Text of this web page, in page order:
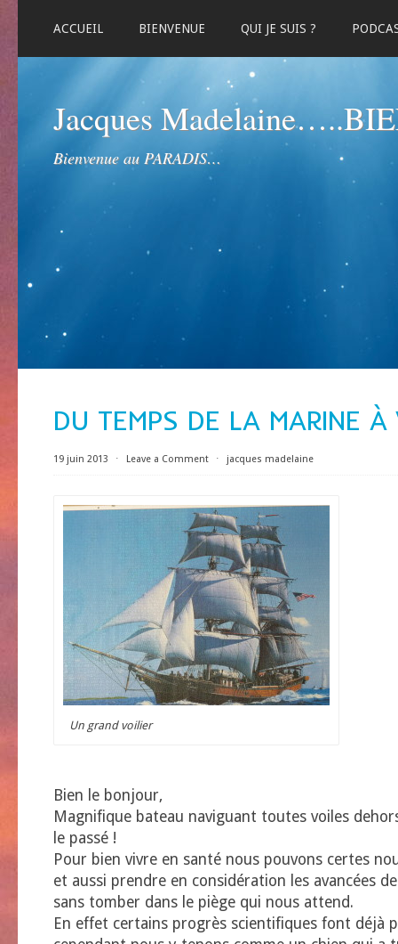
ACCUEIL BIENVENUE QUI JE SUIS ?
Jacques
Bienvenue au PARADIS…
DU TEMPS DE LA MARINE
19 juin 2013 ⋅ Leave a Comment ⋅ jacques madelaine
Un grand voilier
Bien le bonjour,
Magnifique bateau naviguant toutes voiles
le passé !
Pour bien vivre en santé nous pouvons certes
et aussi prendre en considération les avancées
sans tomber dans le piège qui nous attend.
En effet certains progrès scientifiques font déjà